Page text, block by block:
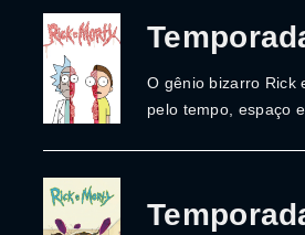
O gênio bizarro Rick
pelo tempo, espaço